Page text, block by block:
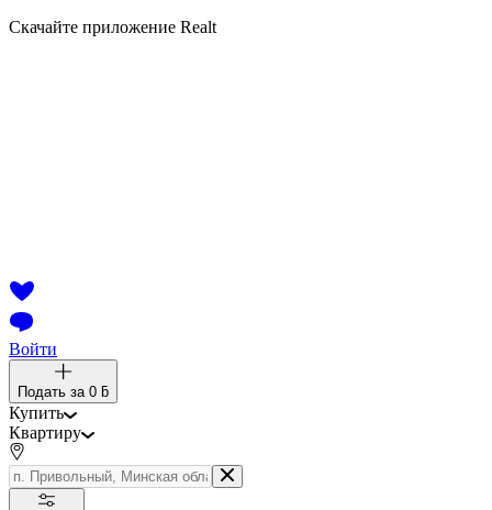
Скачайте приложение Realt
Войти
Подать за 0 ƃ
Купить
Квартиру